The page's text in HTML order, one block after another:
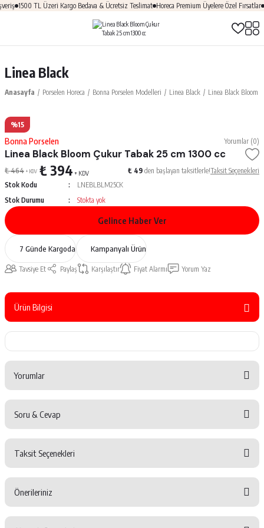
1500 TL Üzeri Kargo Bedava & Ücretsiz Teslimat Horeca Premium Üyelere Özel Fırsatlar
Linea Black
Anasayfa Porselen Horeca Bonna Porselen Modelleri Linea Black Linea Black Bloom
%15
Bonna Porselen Yorumlar (0)
Linea Black Bloom Çukur Tabak 25 cm 1300 cc
₺ 464 + KDV ₺ 394 + KDV ₺ 49 den başlayan taksitlerle!Taksit Seçenekleri
Stok Kodu
LNEBLBLM25CK
Stok Durumu
Stokta yok
Gelince Haber Ver
7 Günde Kargoda Kampanyalı Ürün
Tavsiye Et Paylaş Karşılaştır Fiyat Alarmı Yorum Yaz
Ürün Bilgisi
Yorumlar
Yorum Yaz
Soru & Cevap
Soru Sor
Taksit Seçenekleri
Önerileriniz